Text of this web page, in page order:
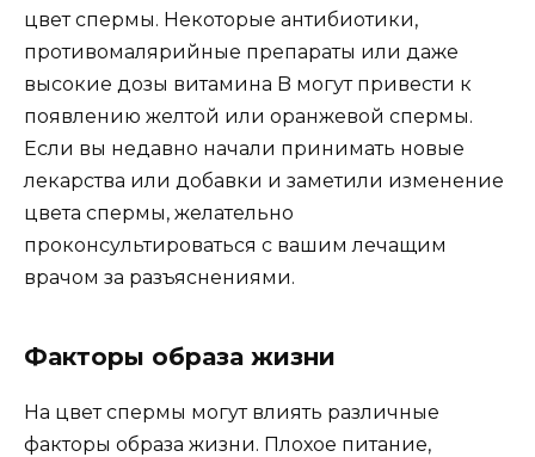
цвет спермы. Некоторые антибиотики,
противомалярийные препараты или даже
высокие дозы витамина B могут привести к
появлению желтой или оранжевой спермы.
Если вы недавно начали принимать новые
лекарства или добавки и заметили изменение
цвета спермы, желательно
проконсультироваться с вашим лечащим
врачом за разъяснениями.
Факторы образа жизни
На цвет спермы могут влиять различные
факторы образа жизни. Плохое питание,